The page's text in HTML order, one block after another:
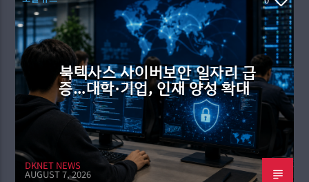
북텍사스 사이버보안 일자리 급
증…대학·기업, 인재 양성 확대
DKNET NEWS
AUGUST 7, 2026